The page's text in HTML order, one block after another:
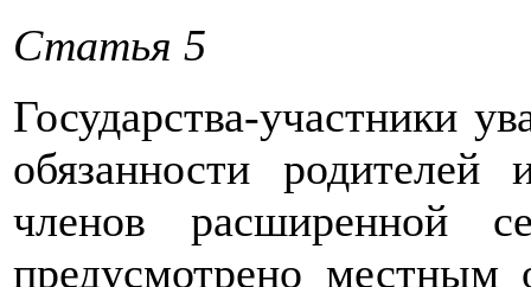
Статья 5
Государства-участники
обязанности
членов расширенной
предусмотрено местным